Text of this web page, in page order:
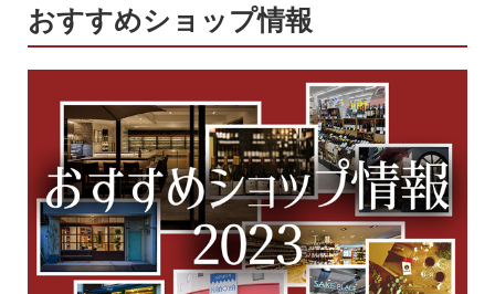
おすすめショップ情報